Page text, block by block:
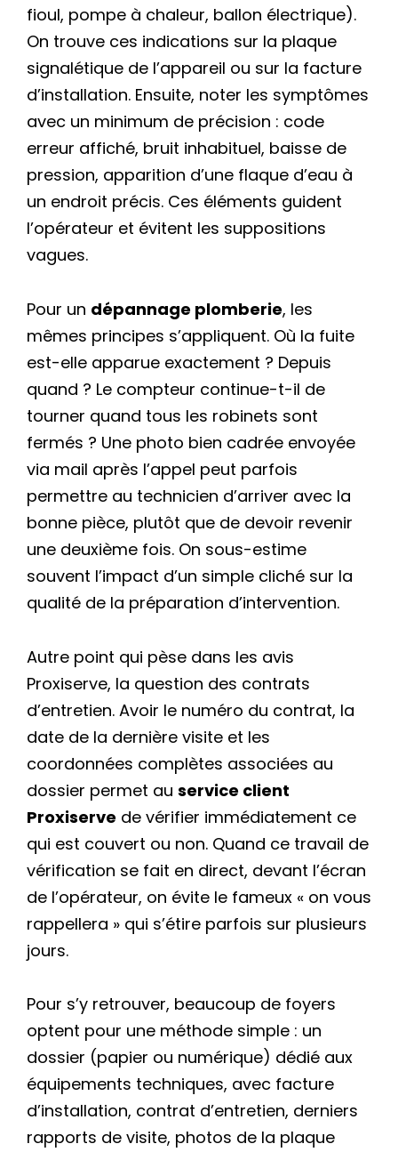
fioul, pompe à chaleur, ballon électrique).
On trouve ces indications sur la plaque
signalétique de l’appareil ou sur la facture
d’installation. Ensuite, noter les symptômes
avec un minimum de précision : code
erreur affiché, bruit inhabituel, baisse de
pression, apparition d’une flaque d’eau à
un endroit précis. Ces éléments guident
l’opérateur et évitent les suppositions
vagues.
Pour un dépannage plomberie, les
mêmes principes s’appliquent. Où la fuite
est-elle apparue exactement ? Depuis
quand ? Le compteur continue-t-il de
tourner quand tous les robinets sont
fermés ? Une photo bien cadrée envoyée
via mail après l’appel peut parfois
permettre au technicien d’arriver avec la
bonne pièce, plutôt que de devoir revenir
une deuxième fois. On sous-estime
souvent l’impact d’un simple cliché sur la
qualité de la préparation d’intervention.
Autre point qui pèse dans les avis
Proxiserve, la question des contrats
d’entretien. Avoir le numéro du contrat, la
date de la dernière visite et les
coordonnées complètes associées au
dossier permet au service client
Proxiserve de vérifier immédiatement ce
qui est couvert ou non. Quand ce travail de
vérification se fait en direct, devant l’écran
de l’opérateur, on évite le fameux « on vous
rappellera » qui s’étire parfois sur plusieurs
jours.
Pour s’y retrouver, beaucoup de foyers
optent pour une méthode simple : un
dossier (papier ou numérique) dédié aux
équipements techniques, avec facture
d’installation, contrat d’entretien, derniers
rapports de visite, photos de la plaque